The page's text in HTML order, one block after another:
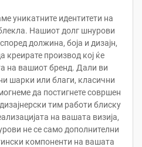
уникатните идентитети на
Нашиот долг шнурови
должина, боја и дизајн,
производ кој ќе
на вашиот бренд. Дали ви
шарки или благи, класични
да постигнете совршен
тим работи блиску
на вашата визија,
не се само дополнителни
компоненти на вашата